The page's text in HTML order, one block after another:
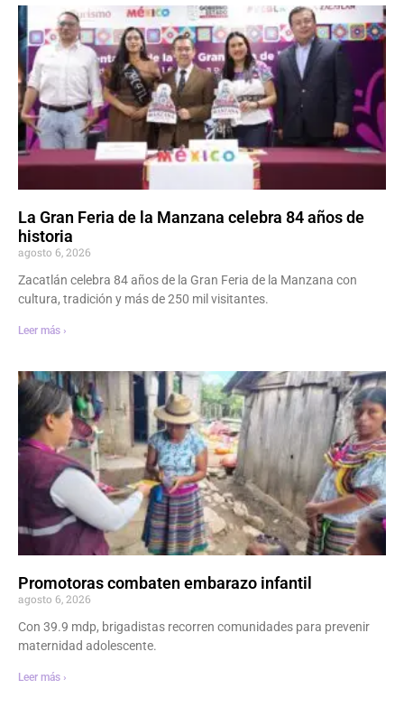
La Gran Feria de la Manzana celebra 84 años de
historia
agosto 6, 2026
Zacatlán celebra 84 años de la Gran Feria de la Manzana con
cultura, tradición y más de 250 mil visitantes.
Leer más ›
Promotoras combaten embarazo infantil
agosto 6, 2026
Con 39.9 mdp, brigadistas recorren comunidades para prevenir
maternidad adolescente.
Leer más ›